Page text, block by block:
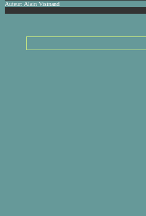
Auteur: Alain Visinand